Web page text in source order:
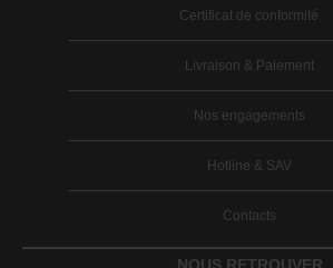
Certificat de conformité
Livraison & Paiement
Nos engagements
Hotline & SAV
Contacts